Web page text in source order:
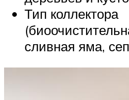
Тип коллектора
сливная яма,